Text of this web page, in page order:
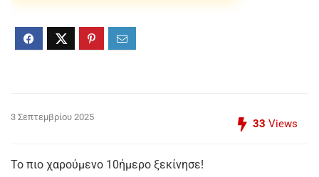
3 Σεπτεμβρίου 2025
33 Views
Το πιο χαρούμενο 10ήμερο ξεκίνησε!